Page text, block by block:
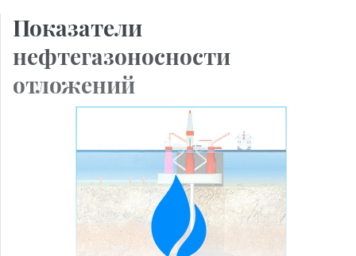
Показатели
нефтегазоносности
отложений